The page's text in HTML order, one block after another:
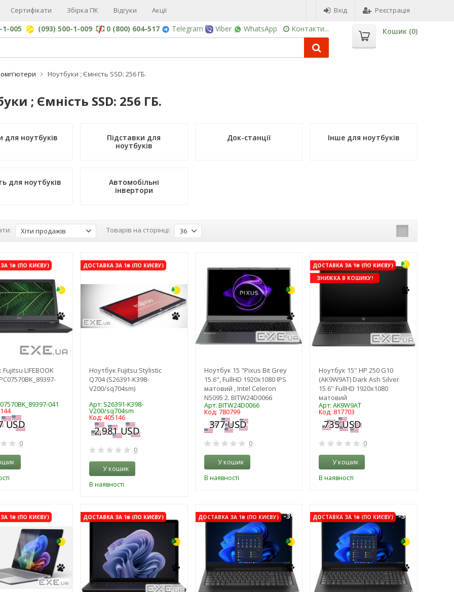
Сертифікати Збірка ПК Відгуки Акції Вхід Реєстрація
1-005 (093) 500-1-009 0 (800) 604-517 Telegram Viber WhatsApp Контакти... Кошик (0)
Ноутбуки ; Ємність SSD: 256 ГБ.
; Ємність SSD: 256 ГБ.
для ноутбуків
Підставки для
ноутбуків
Док-станції Інше для ноутбуків
для ноутбуків
Автомобільні
інвертори
Хіти продажів Товарів на сторінці: 36
1₴ (ПО КИЄВУ)
LIFEBOOK
041
0
ДОСТАВКА ЗА 1₴ (ПО КИЄВУ)
Ноутбук Fujitsu Stylistic
Q704 (S26391-K398-
V200/sq704sm)
Арт: S26391-K398-
V200/sq704sm
Код: 405146
0
У кошик
В наявності
Ноутбук 15 "Pixus Bit Grey
15.6", FullHD 1920x1080 IPS
матовий , Intel Celeron
N5095 2. BITW24D0066
Арт: BITW24D0066
Код: 780799
0
У кошик
В наявності
ДОСТАВКА ЗА 1₴ (ПО КИЄВУ)
ЗНИЖКА В КОШИКУ!
Ноутбук 15'' HP 250 G10
(AK9W9AT) Dark Ash Silver
15.6'' FullHD 1920x1080
матовий
Арт: AK9W9AT
Код: 817703
0
У кошик
В наявності
1₴ (ПО КИЄВУ) ДОСТАВКА ЗА 1₴ (ПО КИЄВУ) ДОСТАВКА ЗА 1₴ (ПО КИЄВУ) -3% ДОСТАВКА ЗА 1₴ (ПО КИЄВУ) -3%